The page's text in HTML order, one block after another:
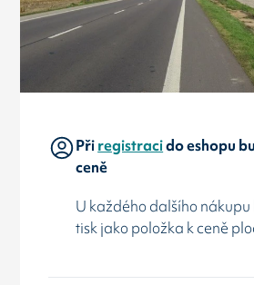
Přiregistracido eshopu
ceně
U každého dalšího
tisk jako položka k ceně